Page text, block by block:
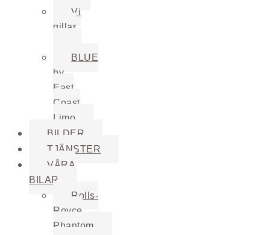
Vi
gillar
BLUE
by
East
Coast
Limo
BILDER
TJÄNSTER
VÅRA
BILAR
Rolls-
Royce
Phantom